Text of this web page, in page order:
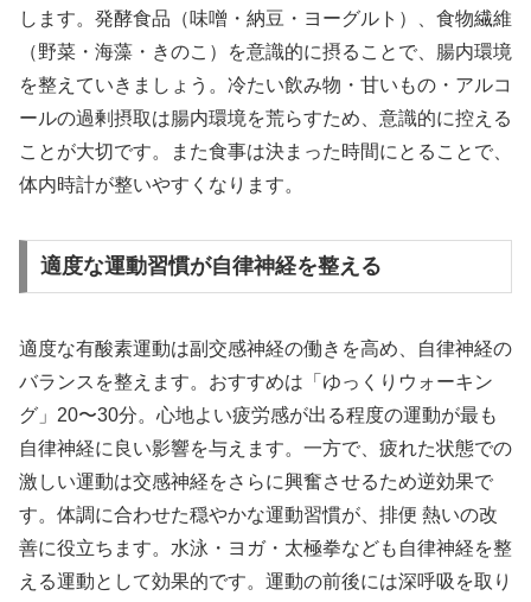
します。発酵食品（味噌・納豆・ヨーグルト）、食物繊維
（野菜・海藻・きのこ）を意識的に摂ることで、腸内環境
を整えていきましょう。冷たい飲み物・甘いもの・アルコ
ールの過剰摂取は腸内環境を荒らすため、意識的に控える
ことが大切です。また食事は決まった時間にとることで、
体内時計が整いやすくなります。
適度な運動習慣が自律神経を整える
適度な有酸素運動は副交感神経の働きを高め、自律神経の
バランスを整えます。おすすめは「ゆっくりウォーキン
グ」20〜30分。心地よい疲労感が出る程度の運動が最も
自律神経に良い影響を与えます。一方で、疲れた状態での
激しい運動は交感神経をさらに興奮させるため逆効果で
す。体調に合わせた穏やかな運動習慣が、排便 熱いの改
善に役立ちます。水泳・ヨガ・太極拳なども自律神経を整
える運動として効果的です。運動の前後には深呼吸を取り